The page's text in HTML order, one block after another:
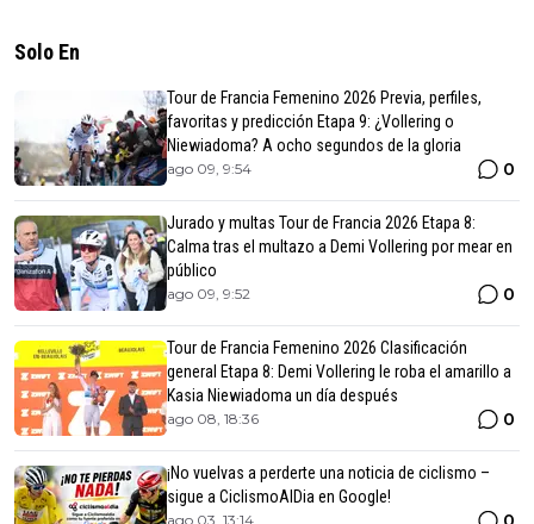
Solo En
Tour de Francia Femenino 2026 Previa, perfiles,
favoritas y predicción Etapa 9: ¿Vollering o
Niewiadoma? A ocho segundos de la gloria
ago 09, 9:54 0
Jurado y multas Tour de Francia 2026 Etapa 8:
Calma tras el multazo a Demi Vollering por mear en
público
ago 09, 9:52 0
Tour de Francia Femenino 2026 Clasificación
general Etapa 8: Demi Vollering le roba el amarillo a
Kasia Niewiadoma un día después
ago 08, 18:36 0
¡No vuelvas a perderte una noticia de ciclismo –
sigue a CiclismoAlDia en Google!
ago 03, 13:14